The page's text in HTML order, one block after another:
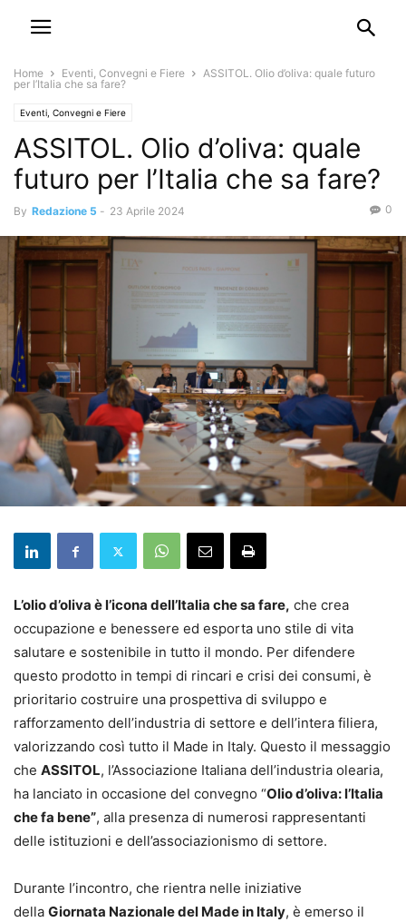
Home Eventi, Convegni e Fiere
ASSITOL. Olio d’oliva: quale futuro
per l’Italia che sa fare?
Eventi, Convegni e Fiere
ASSITOL. Olio d’oliva: quale
futuro per l’Italia che sa fare?
By Redazione 5 - 23 Aprile 2024 0
L’olio d’oliva è l’icona dell’Italia che sa fare, che crea
occupazione e benessere ed esporta uno stile di vita
salutare e sostenibile in tutto il mondo. Per difendere
questo prodotto in tempi di rincari e crisi dei consumi, è
prioritario costruire una prospettiva di sviluppo e
rafforzamento dell’industria di settore e dell’intera filiera,
valorizzando così tutto il Made in Italy. Questo il messaggio
che ASSITOL, l’Associazione Italiana dell’industria olearia,
ha lanciato in occasione del convegno “Olio d’oliva: l’Italia
che fa bene”, alla presenza di numerosi rappresentanti
delle istituzioni e dell’associazionismo di settore.
Durante l’incontro, che rientra nelle iniziative
della Giornata Nazionale del Made in Italy, è emerso il